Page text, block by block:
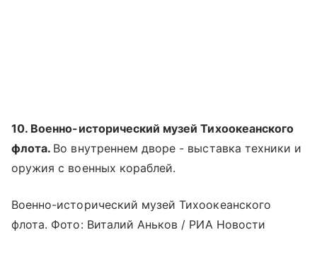
10. Военно-исторический музей Тихоокеанского
флота. Во внутреннем дворе - выставка техники и
оружия с военных кораблей.
Военно-исторический музей Тихоокеанского
флота. Фото: Виталий Аньков / РИА Новости